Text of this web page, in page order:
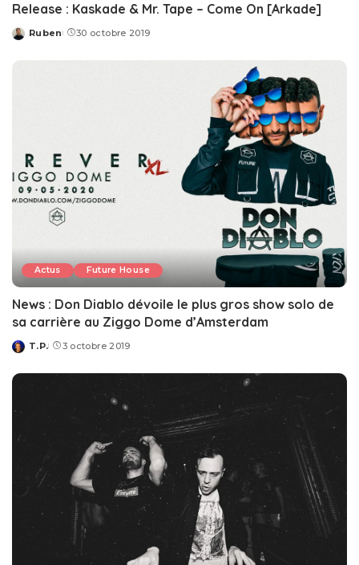
Release : Kaskade & Mr. Tape – Come On [Arkade]
Posted
Ruben 30 octobre 2019
Actus Future House
News : Don Diablo dévoile le plus gros show solo de
sa carrière au Ziggo Dome d’Amsterdam
Posted
T.P. 3 octobre 2019